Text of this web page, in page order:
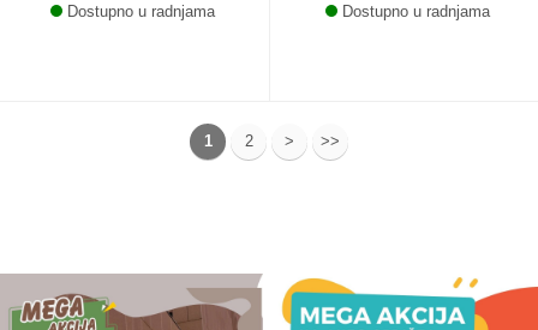
Dostupno u radnjama Dostupno u radnjama
1 2 > >>